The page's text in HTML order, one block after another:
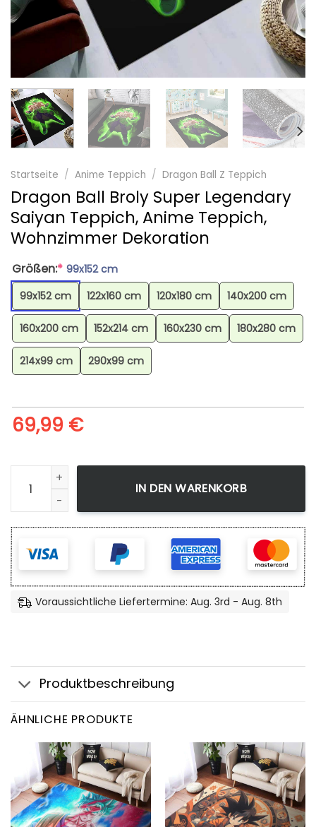
Startseite / Anime Teppich / Dragon Ball Z Teppich
Dragon Ball Broly Super Legendary
Saiyan Teppich, Anime Teppich,
Wohnzimmer Dekoration
Größen:* 99x152 cm
99x152 cm
122x160 cm 120x180 cm 140x200 cm
160x200 cm 152x214 cm 160x230 cm 180x280 cm
214x99 cm 290x99 cm
69,99 €
Dragon Ball Broly Super Legendary Saiyan Teppich, Anime
IN DEN WARENKORB
Voraussichtliche Liefertermine: Aug. 3rd - Aug. 8th
Produktbeschreibung
ÄHNLICHE PRODUKTE